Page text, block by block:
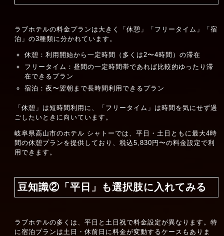
ラブホテルの料金プランは大きく「休憩」「フリータイム」「宿
泊」の3種類に分かれています。
休憩：利用開始から一定時間（多くは2〜4時間）の滞在
フリータイム：昼間の一定時間帯であれば比較的ゆったり滞
在できるプラン
宿泊：夜〜翌朝まで長時間利用できるプラン
「休憩」は短時間利用に、「フリータイム」は時間を気にせず過
ごしたいときに向いています。
岐阜県高山市のホテル シャトーでは、平日・土日ともに最大4時
間の休憩プランを提供しており、税込5,830円〜の料金設定で利
用できます。
豆知識②「平日」も選択肢に入れてみる
ラブホテルの多くは、平日と土日祝で料金設定が異なります。特
に宿泊プランは土日・休前日に料金が変動するケースもありま